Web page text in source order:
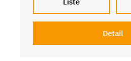
Detail